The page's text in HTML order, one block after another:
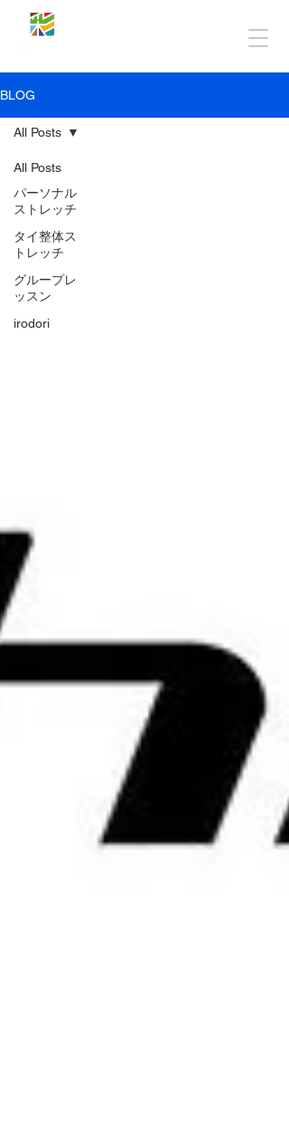
BLOG
All Posts
パーソナル
ストレッチ
タイ整体ス
トレッチ
グループレ
ッスン
irodori
All Posts